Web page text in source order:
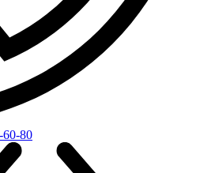
60-80